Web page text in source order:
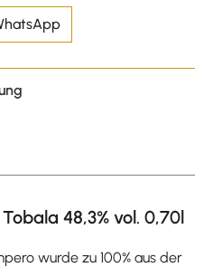
48,3% vol. 0,70l
wurde zu 100% aus der